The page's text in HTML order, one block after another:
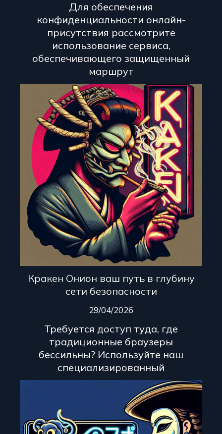
Для обеспечения
конфиденциальности онлайн-
присутствия рассмотрите
использование сервиса,
обеспечивающего защищенный
маршрут
Кракен Онион ваш путь в глубину
сети безопасности
29/04/2026
Требуется доступ туда, где
традиционные браузеры
бессильны? Используйте наш
специализированный